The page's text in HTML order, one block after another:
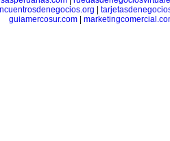
guiamercosur.com